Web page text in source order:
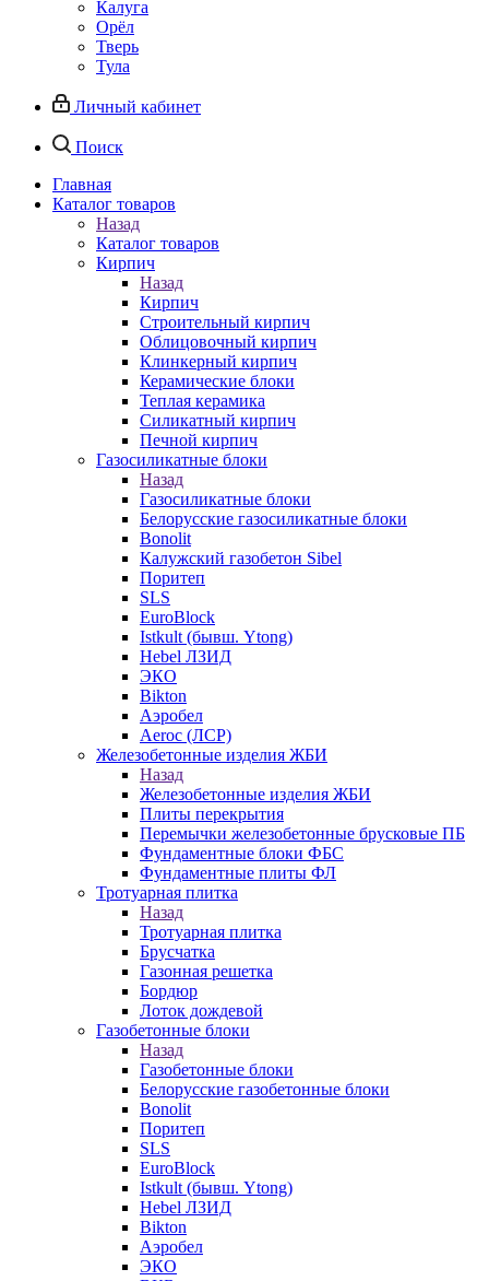
Калуга
Орёл
Тверь
Тула
Личный кабинет
Поиск
Главная
Каталог товаров
Назад
Каталог товаров
Кирпич
Назад
Кирпич
Строительный кирпич
Облицовочный кирпич
Клинкерный кирпич
Керамические блоки
Теплая керамика
Силикатный кирпич
Печной кирпич
Газосиликатные блоки
Назад
Газосиликатные блоки
Белорусские газосиликатные блоки
Bonolit
Калужский газобетон Sibel
Поритеп
SLS
EuroBlock
Istkult (бывш. Ytong)
Hebel ЛЗИД
ЭКО
Bikton
Аэробел
Aeroc (ЛСР)
Железобетонные изделия ЖБИ
Назад
Железобетонные изделия ЖБИ
Плиты перекрытия
Перемычки железобетонные брусковые ПБ
Фундаментные блоки ФБС
Фундаментные плиты ФЛ
Тротуарная плитка
Назад
Тротуарная плитка
Брусчатка
Газонная решетка
Бордюр
Лоток дождевой
Газобетонные блоки
Назад
Газобетонные блоки
Белорусские газобетонные блоки
Bonolit
Поритеп
SLS
EuroBlock
Istkult (бывш. Ytong)
Hebel ЛЗИД
Bikton
Аэробел
ЭКО